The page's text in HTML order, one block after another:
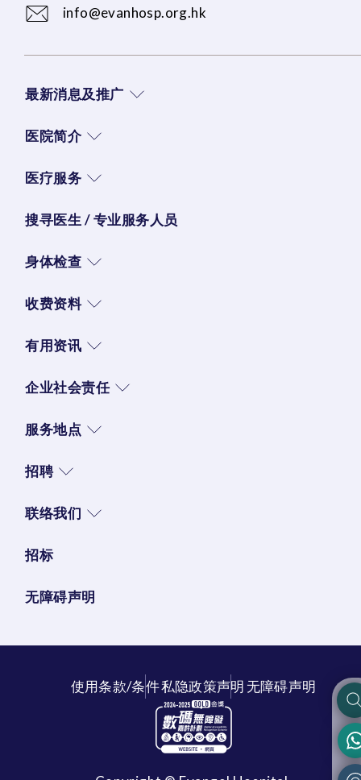
info@evanhosp.org.hk
最新消息及推广
医院简介
医疗服务
搜寻医生 / 专业服务人员
身体检查
收费资料
有用资讯
企业社会责任
服务地点
招聘
联络我们
招标
无障碍声明
使用条款/条件私隐政策声明无障碍声明